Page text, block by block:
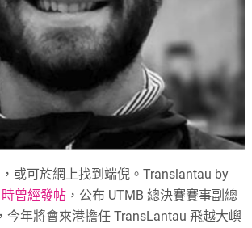
或可於網上找到端倪。Translantau by
曾經發帖 ，公布 UTMB 總決賽賽事副總
今年將會來港擔任 TransLantau 飛越大嶼